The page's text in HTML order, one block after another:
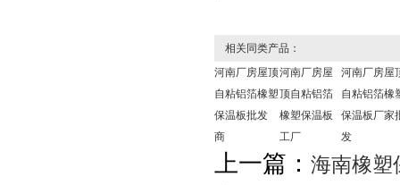
相关同类产品：
河南厂房屋顶
自粘铝箔橡塑
保温板批发
商
河南厂房屋
顶自粘铝箔
橡塑保温板
工厂
河南厂房屋
自粘铝箔橡
保温板厂家
发
上一篇： 海南橡塑